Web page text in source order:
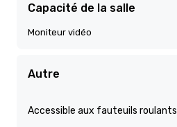
Capacité de la salle
Moniteur vidéo
Autre
Accessible aux fauteuils roulants